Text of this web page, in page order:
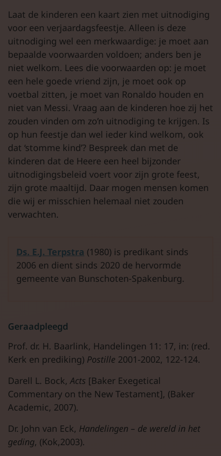
Laat de kinderen een kaart zien met uitnodiging
voor een verjaardagsfeestje. Alleen is deze
uitnodiging wel een merkwaardige: je moet aan
bepaalde voorwaarden voldoen; anders ben je
niet welkom. Lees die voorwaarden op: je moet
een hele goede vriend zijn, je moet ook op
voetbal zitten, je moet van Ronaldo houden en
niet van Messi. Vraag aan de kinderen hoe zij het
zouden vinden om zo’n uitnodiging te krijgen. Is
op hun feestje dan wel ieder kind welkom, ook
dat ‘stomme kind’? Bespreek dan met de
kinderen dat de Heere een heel bijzonder
uitnodigingsbeleid voert voor zijn grote feest,
zijn grote maaltijd. Daar mogen mensen komen
die wij er misschien helemaal niet zouden
verwachten.
Ds. E.J. Terpstra (1980) is predikant sinds
2006 en dient sinds 2020 de hervormde
gemeente van Bunschoten-Spakenburg.
Geraadpleegd
Prof. dr. H. Baarlink, Handelingen 11: 17, in: (red.
Kerk en prediking) Postille 2001-2002, 122-124.
Darell L. Bock, Acts [Baker Exegetical
Commentary on the New Testament], (Baker
Academic, 2007).
Dr. John van Eck, Handelingen – de wereld in het
geding, (Kok,2003).